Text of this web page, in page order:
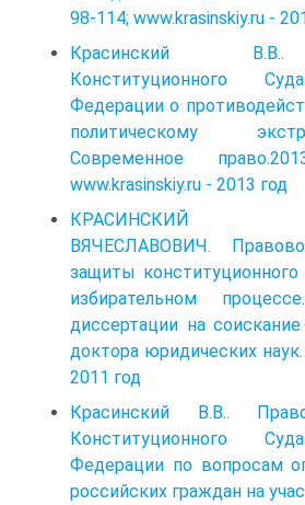
98-114; www.krasinskiy.ru -
Красинский
Конституционного
Федерации о
политическому
Современное
www.krasinskiy.ru - 2013 год
КРАСИНСКИЙ
ВЯЧЕСЛАВОВИЧ.
защиты
избирательном
диссертации на
доктора юридических
2011 год
Красинский В.В..
Конституционного
Федерации по вопросам
российских граждан на